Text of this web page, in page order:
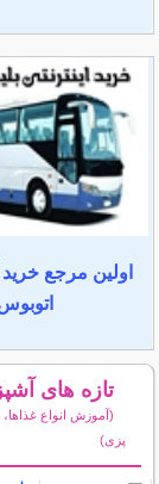
اولین مرجع خرید
تازه های
(آموزش انواع
پزی)